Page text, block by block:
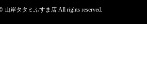
山岸タタミふすま店 All rights reserved.